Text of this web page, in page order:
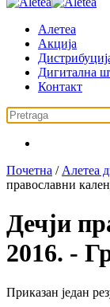
Алетеа
Акција
Дигитална
Контакт
Почетна / Алетеа
православни
Дечји
2016. -
Приказан један